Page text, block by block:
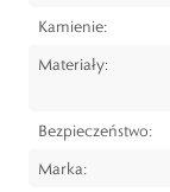
Kamienie:
Materiały:
Bezpieczeństwo:
Marka: